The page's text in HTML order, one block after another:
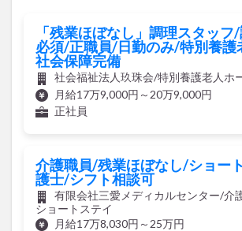
「残業ほぼなし」調理スタッフ
必須/正職員/日勤のみ/特別養護
社会保障完備
社会福祉法人玖珠会/特別養護老人ホ
月給17万9,000円～20万9,000円
正社員
介護職員/残業ほぼなし/ショー
護士/シフト相談可
有限会社三愛メディカルセンター/介
ショートステイ
月給17万8,030円～25万円